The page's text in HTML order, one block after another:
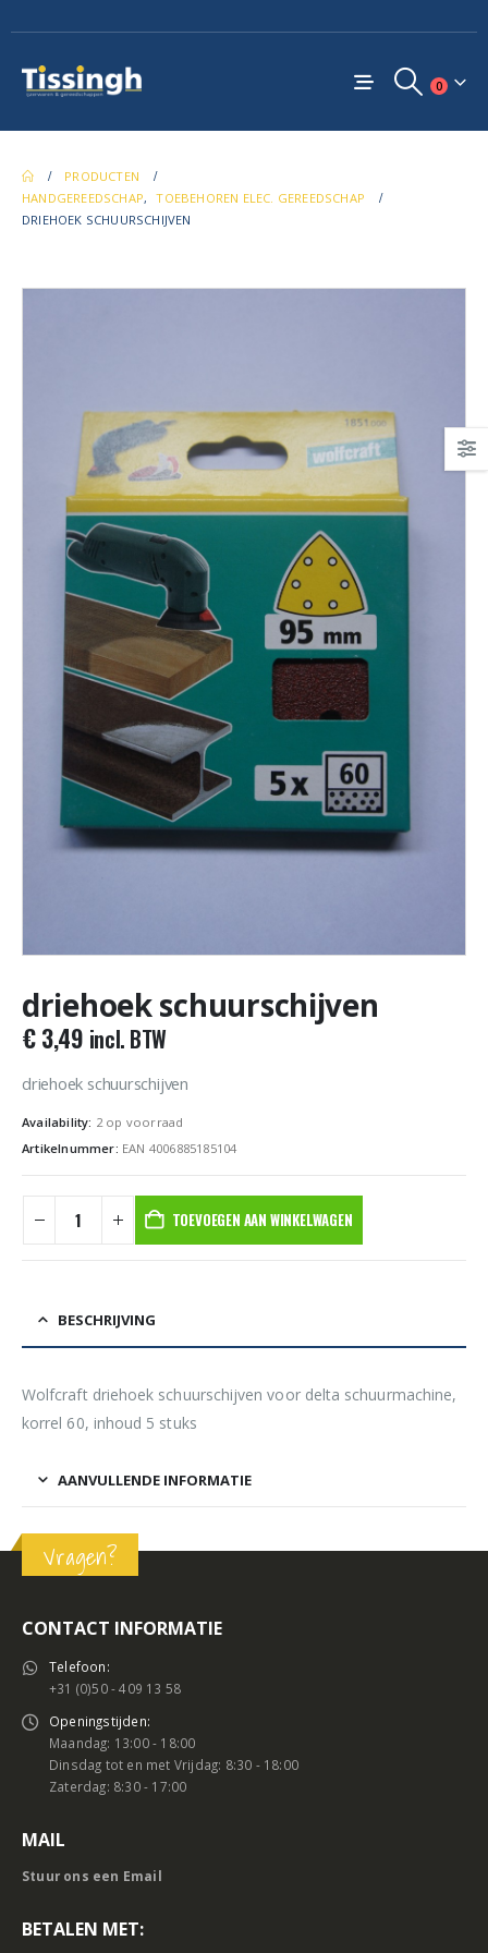
0
PRODUCTEN
HANDGEREEDSCHAP,
TOEBEHOREN ELEC. GEREEDSCHAP
DRIEHOEK SCHUURSCHIJVEN
driehoek schuurschijven
€3,49 incl. BTW
driehoek schuurschijven
Availability: 2 op voorraad
Artikelnummer: EAN 4006885185104
TOEVOEGEN AAN WINKELWAGEN
BESCHRIJVING
Wolfcraft driehoek schuurschijven voor delta schuurmachine,
korrel 60, inhoud 5 stuks
AANVULLENDE INFORMATIE
Vragen?
CONTACT INFORMATIE
Telefoon:
+31 (0)50 - 409 13 58
Openingstijden:
Maandag: 13:00 - 18:00
Dinsdag tot en met Vrijdag: 8:30 - 18:00
Zaterdag: 8:30 - 17:00
MAIL
Stuur ons een Email
BETALEN MET: